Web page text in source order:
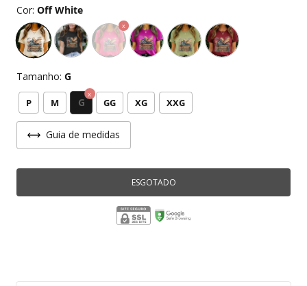
Cor: Off White
Tamanho: G
P M G GG XG XXG
Guia de medidas